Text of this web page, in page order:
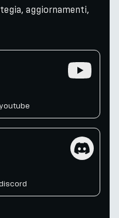
aggiornamenti,
youtube